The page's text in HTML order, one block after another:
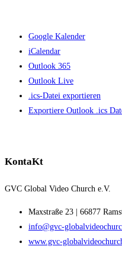
Google Kalender
iCalendar
Outlook 365
Outlook Live
.ics-Datei exportieren
Exportiere Outlook .ics
KontaKt
GVC Global Video Church e.V.
Maxstraße 23 | 66877
info@gvc-
www.gvc-